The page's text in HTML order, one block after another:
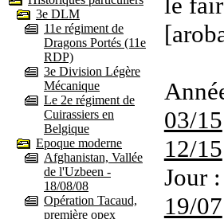
3e DLM
11e régiment de
Dragons Portés (11e
RDP)
3e Division Légère
Mécanique
Le 2e régiment de
Cuirassiers en
Belgique
Epoque moderne
Afghanistan, Vallée
de l'Uzbeen -
18/08/08
Opération Tacaud,
première opex
03/15
12/15
Jour :
19/07